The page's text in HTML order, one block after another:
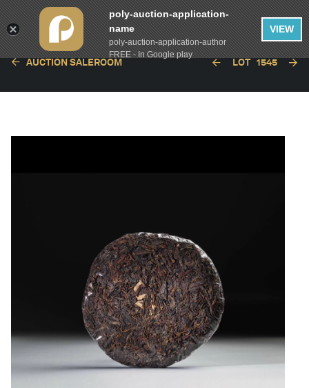
AUCTION SALEROOM LOT 1545
poly-auction-application-
name
poly-auction-application-author
FREE - In Google play
VIEW